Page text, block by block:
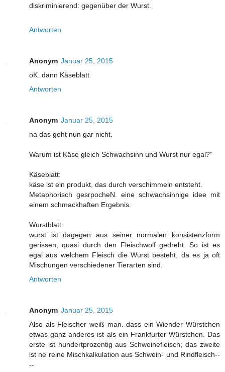
diskriminierend: gegenüber der Wurst.
Antworten
Anonym Januar 25, 2015
oK. dann Käseblatt
Antworten
Anonym Januar 25, 2015
na das geht nun gar nicht.
Warum ist Käse gleich Schwachsinn und Wurst nur egal?”
Käseblatt:
käse ist ein produkt, das durch verschimmeln entsteht.
Metaphorisch gesrpocheN. eine schwachsinnige idee mit
einem schmackhaften Ergebnis.
Wurstblatt:
wurst ist dagegen aus seiner normalen konsistenzform
gerissen, quasi durch den Fleischwolf gedreht. So ist es
egal aus welchem Fleisch die Wurst besteht, da es ja oft
Mischungen verschiedener Tierarten sind.
Antworten
Anonym Januar 25, 2015
Also als Fleischer weiß man. dass ein Wiender Würstchen
etwas ganz anderes ist als ein Frankfurter Würstchen. Das
erste ist hundertprozentig aus Schweinefleisch; das zweite
ist ne reine Mischkalkulation aus Schwein- und Rindfleisch--
--